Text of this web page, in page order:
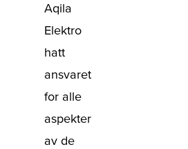
Aqila
Elektro
hatt
ansvaret
for alle
aspekter
av de